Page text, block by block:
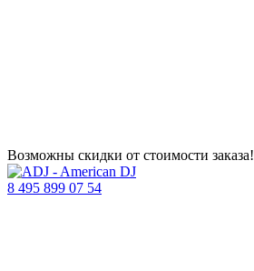
Возможны скидки от стоимости заказа!
8 495 899 07 54